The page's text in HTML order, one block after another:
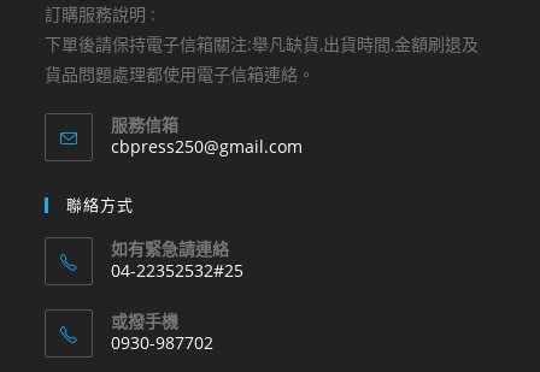
訂購服務說明 :
下單後請保持電子信箱關注:舉凡缺貨,出貨時間,金額刷退及
貨品問題處理都使用電子信箱連絡。
服務信箱
cbpress250@gmail.com
聯絡方式
如有緊急請連絡
04-22352532#25
in
your
或撥手機
0930-987702